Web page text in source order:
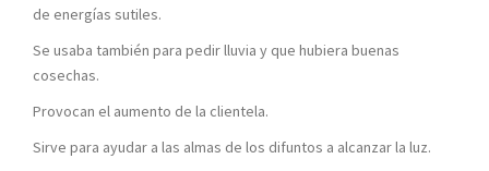
de energías sutiles.
Se usaba también para pedir lluvia y que hubiera buenas
cosechas.
Provocan el aumento de la clientela.
Sirve para ayudar a las almas de los difuntos a alcanzar la luz.